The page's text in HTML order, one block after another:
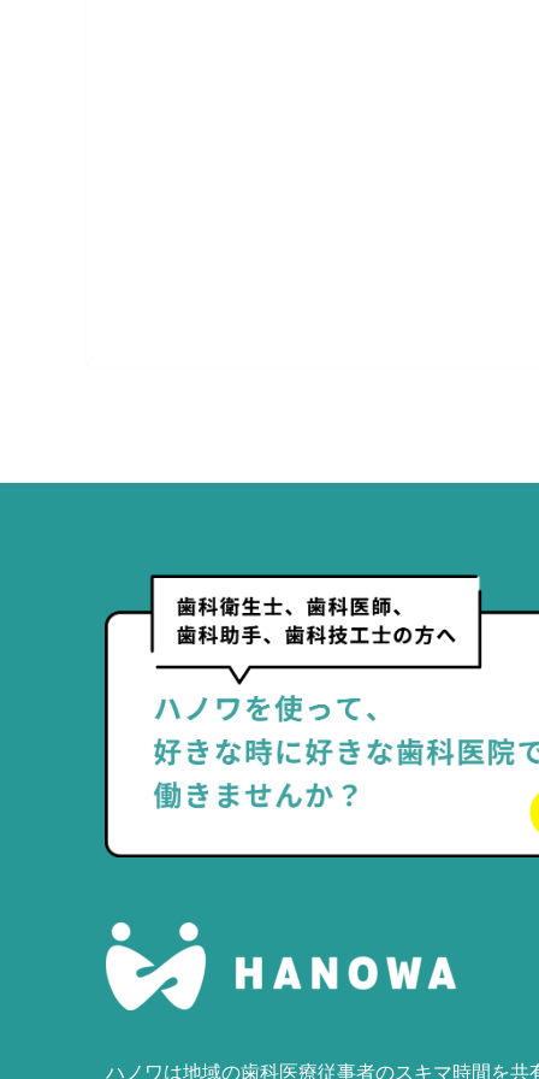
ハノワは地域の歯科医療従事者のスキマ時間を共